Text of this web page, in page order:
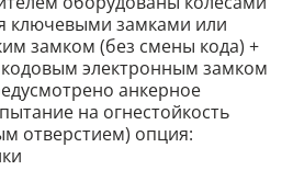
ключевыми замками или
замком (без смены кода) +
электронным замком
анкерное
на огнестойкость
отверстием) опция: